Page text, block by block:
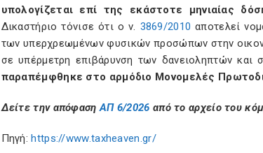
υπολογίζεται επί της εκάστοτε μηνιαίας
Δικαστήριο τόνισε ότι ο ν. 3869/2010 αποτελεί
των υπερχρεωμένων φυσικών προσώπων στην
σε υπέρμετρη επιβάρυνση των δανειοληπτών
παραπέμφθηκε στο αρμόδιο Μονομελές
Δείτε την απόφασηΑΠ 6/2026 από το αρχείο του
Πηγή:https://www.taxheaven.gr/